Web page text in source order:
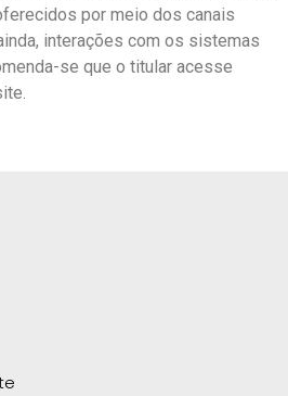
por meio dos canais
interações com os sistemas
se que o titular acesse